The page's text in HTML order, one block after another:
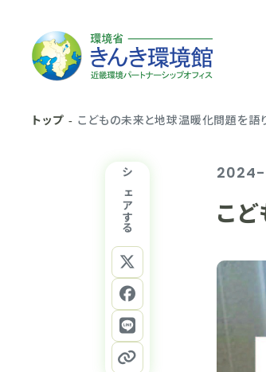
トップ こどもの未来と地球温暖化問題を語
シェアする こ